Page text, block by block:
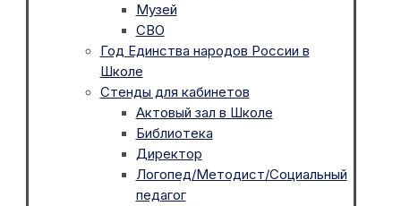
Музей
СВО
Год Единства народов России в
Школе
Стенды для кабинетов
Актовый зал в Школе
Библиотека
Директор
Логопед/Методист/Социальный
педагог